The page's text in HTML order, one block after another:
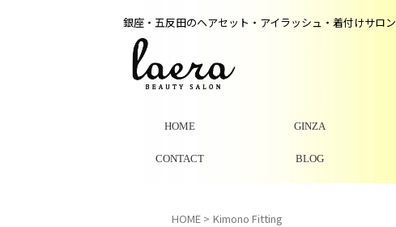
銀座・五反田のヘアセット・アイラッシュ・着付けサロン
HOME GINZA
CONTACT BLOG
HOME > Kimono Fitting